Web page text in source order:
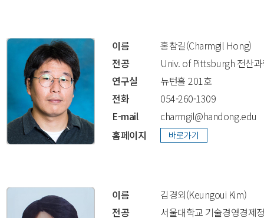
이름
홍참길(Charmgil Hong)
전공
Univ. of Pittsburgh 전산
연구실
뉴턴홀 201호
전화
054-260-1309
E-mail
charmgil@handong.edu
홈페이지
이름
김경외(Keungoui Kim)
전공
서울대학교 기술경영경제